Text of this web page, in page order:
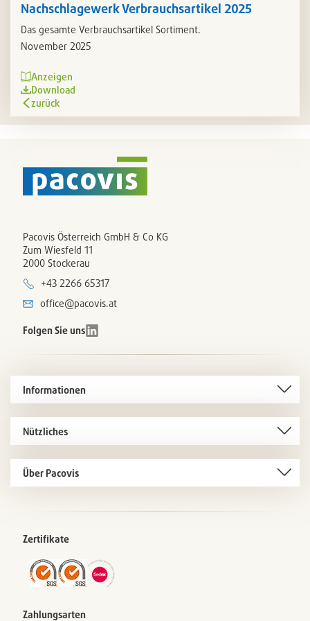
Nachschlagewerk Verbrauchsartikel 2025
Das gesamte Verbrauchsartikel Sortiment.
November 2025
Anzeigen
Download
zurück
Pacovis Österreich GmbH & Co KG
Zum Wiesfeld 11
2000 Stockerau
+43 2266 65317
office@pacovis.at
Folgen Sie uns
Informationen
Nützliches
Über Pacovis
Zertifikate
Zahlungsarten